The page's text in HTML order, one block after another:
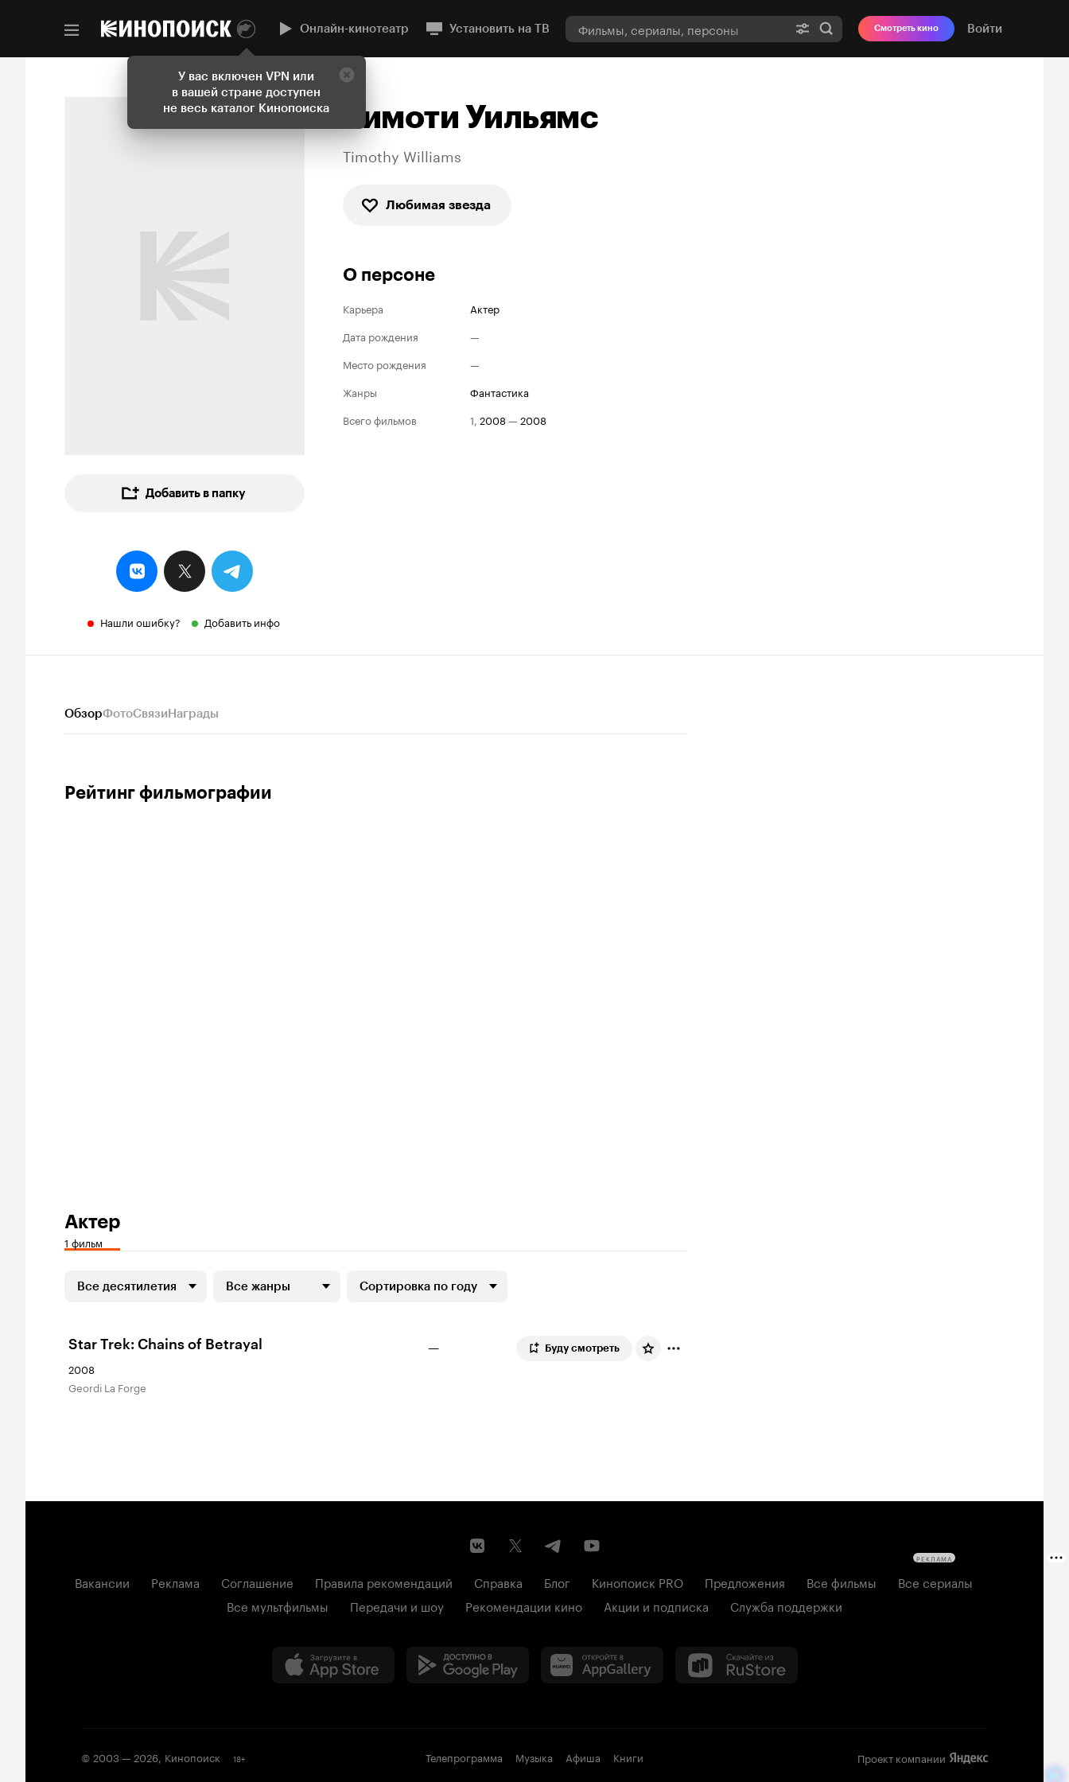
У вас включен VPN или
в вашей стране доступен
не весь каталог Кинопоиска
Онлайн-кинотеатр Установить на ТВ Смотреть кино Войти
Добавить в папку
Нашли ошибку? Добавить инфо
Тимоти Уильямс
Timothy Williams
Любимая звезда
О персоне
Карьера
Актер
Дата рождения
—
Место рождения
—
Жанры
фантастика
Всего фильмов
1, 2008— 2008
ОбзорФотоСвязиНаграды
Рейтинг фильмографии
Актер
1 фильм
Все десятилетия Все жанры Сортировка по году
Star Trek: Chains of Betrayal
2008
Geordi La Forge
— Буду смотреть
Вакансии Реклама Соглашение Правила рекомендаций Справка Блог Кинопоиск PRO Предложения Все фильмы
Все сериалы
Все мультфильмы
Передачи и шоу Рекомендации кино Акции и подписка Служба поддержки
© 2003 —2026, Кинопоиск 18+ Телепрограмма Музыка Афиша Книги Проект компании
РЕКЛАМА